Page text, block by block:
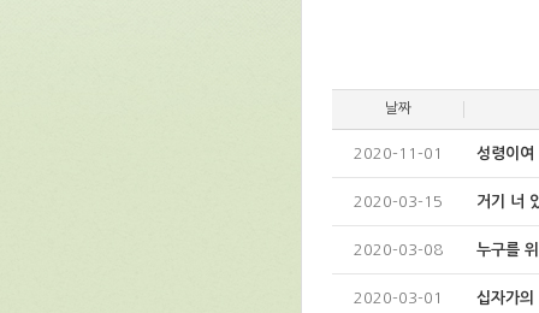
날짜
2020-11-01 성령이여
2020-03-15 거기 너
2020-03-08 누구를
2020-03-01 십자가의